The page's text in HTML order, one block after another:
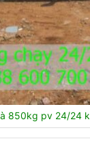
850kg pv 24/24